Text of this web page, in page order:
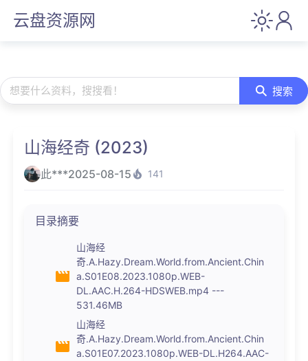
云盘资源网
想要什么资料，搜搜看！ 搜索
山海经奇 (2023)
此***2025-08-15 141
目录摘要
山海经
奇.A.Hazy.Dream.World.from.Ancient.Chin
a.S01E08.2023.1080p.WEB-
DL.AAC.H.264-HDSWEB.mp4 ---
531.46MB
山海经
奇.A.Hazy.Dream.World.from.Ancient.Chin
a.S01E07.2023.1080p.WEB-DL.H264.AAC-